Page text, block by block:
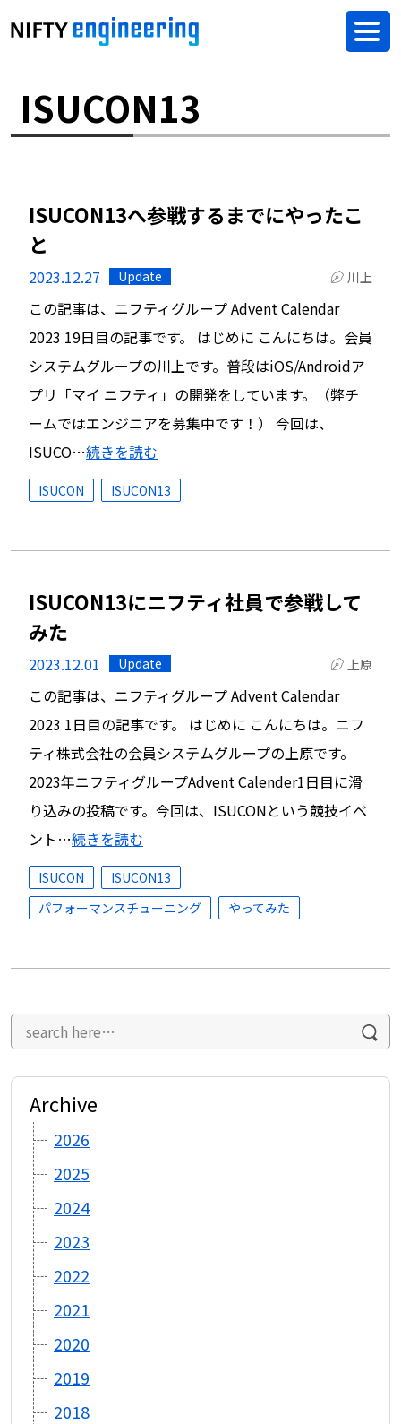
ISUCON13
ISUCON13へ参戦するまでにやったこ
と
2023.12.27 Update 川上
この記事は、ニフティグループ Advent Calendar
2023 19日目の記事です。 はじめに こんにちは。会員
システムグループの川上です。普段はiOS/Androidア
プリ「マイ ニフティ」の開発をしています。（弊チ
ームではエンジニアを募集中です！） 今回は、
ISUCO…続きを読む
ISUCON ISUCON13
ISUCON13にニフティ社員で参戦して
みた
2023.12.01 Update 上原
この記事は、ニフティグループ Advent Calendar
2023 1日目の記事です。 はじめに こんにちは。ニフ
ティ株式会社の会員システムグループの上原です。
2023年ニフティグループAdvent Calender1日目に滑
り込みの投稿です。今回は、ISUCONという競技イベ
ント…続きを読む
ISUCON
ISUCON13
パフォーマンスチューニング
やってみた
Archive
2026
2025
2024
2023
2022
2021
2020
2019
2018